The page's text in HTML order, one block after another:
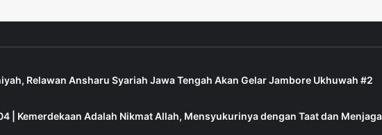
Relawan Ansharu Syariah Jawa Tengah Akan Gelar Jambore Ukhuwah #2
| Kemerdekaan Adalah Nikmat Allah, Mensyukurinya dengan Taat dan